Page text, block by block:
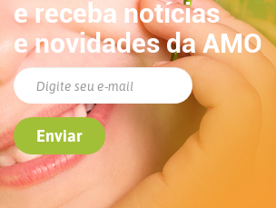
e receba notícias
e novidades da AMO